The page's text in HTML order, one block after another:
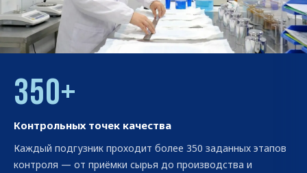
350+
Контрольных точек качества
Каждый подгузник проходит более 350 заданных этапов
контроля — от приёмки сырья до производства и